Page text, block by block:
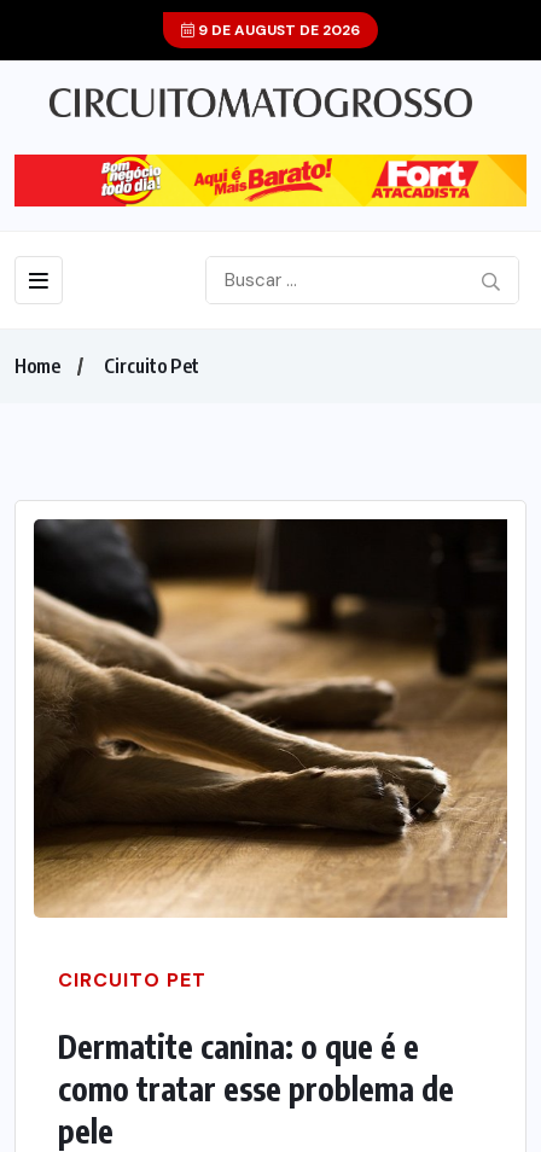
9 DE AUGUST DE 2026
Home Circuito Pet
CIRCUITO PET
Dermatite canina: o que é e
como tratar esse problema de
pele